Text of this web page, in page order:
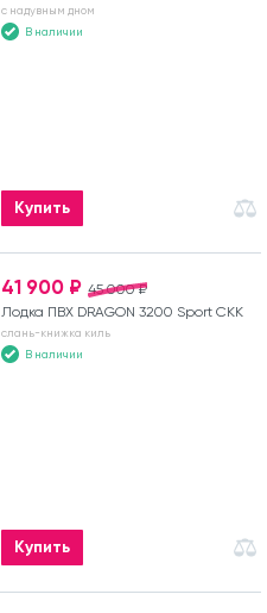
с надувным дном
В наличии
Купить
45 000 ₽
41 900 ₽
Лодка ПВХ DRAGON 3200 Sport СКК
слань-книжка киль
В наличии
Купить